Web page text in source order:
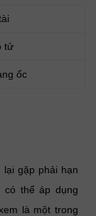
tử
ốc
gặp phải hạn
có thể áp dụng
là một trong